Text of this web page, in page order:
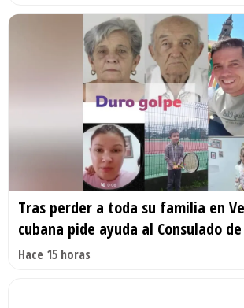
Tras perder a toda su familia en
cubana pide ayuda al Consulado de
Hace 15 horas